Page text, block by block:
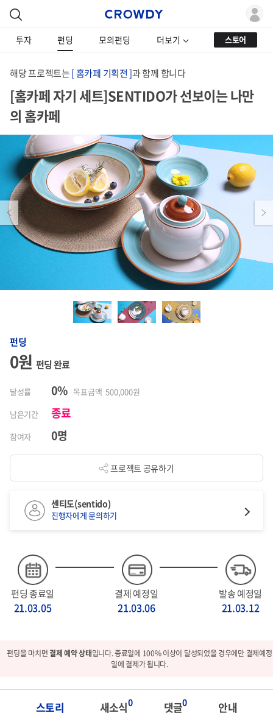
투자 펀딩 모의펀딩 더보기 스토어
해당 프로젝트는[ 홈카페 기획전 ]과 함께 합니다
[홈카페 자기 세트]SENTIDO가 선보이는 나만
의 홈카페
Previous Next
펀딩
0원 펀딩 완료
달성률 0% 목표금액 500,000원
남은기간
종료
참여자 0명
프로젝트 공유하기
펀딩 종료일
21.03.05
결제 예정일
21.03.06
발송 예정일
21.03.12
센티도(sentido)
진행자에게 문의하기
펀딩을 마치면결제 예약 상태입니다. 종료일에 100% 이상이 달성되었을 경우에만 결제예정
일에 결제가 됩니다.
스토리 새소식0 댓글0 안내